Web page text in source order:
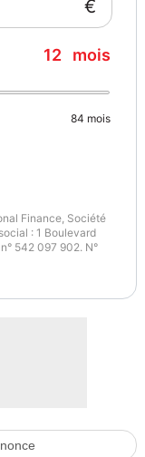
€
12 mois
84 mois
Finance, Société
: 1 Boulevard
542 097 902. N°